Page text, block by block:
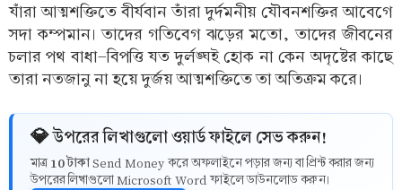
যাঁরা আত্মশক্তিতে বীর্যবান তাঁরা দুর্দমনীয় যৌবনশক্তির আবেগে
সদা কম্পমান। তাদের গতিবেগ ঝড়ের মতো, তাদের জীবনের
চলার পথ বাধা-বিপত্তি যত দুর্লঙ্ঘই হোক না কেন অদৃষ্টের কাছে
তারা নতজানু না হয়ে দুর্জয় আত্মশক্তিতে তা অতিক্রম করে।
💎 উপরের লিখাগুলো ওয়ার্ড ফাইলে সেভ করুন!
মাত্র 10 টাকাSend Money করে অফলাইনে পড়ার জন্য বা প্রিন্ট করার জন্য
উপরের লিখাগুলো Microsoft Word ফাইলে ডাউনলোড করুন।